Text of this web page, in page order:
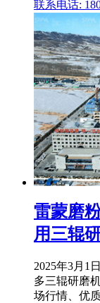
联系电话:
雷蒙磨
用三辊
2025年3月1
多三辊研磨
场行情、优